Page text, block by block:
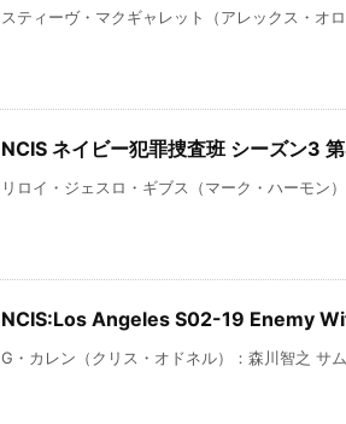
スティーヴ・マクギャレット（アレックス・オ
NCIS ネイビー犯罪捜査班 シーズン3
リロイ・ジェスロ・ギブス（マーク・ハーモン
NCIS:Los Angeles S02-19 Enemy
G・カレン（クリス・オドネル）：森川智之 サ